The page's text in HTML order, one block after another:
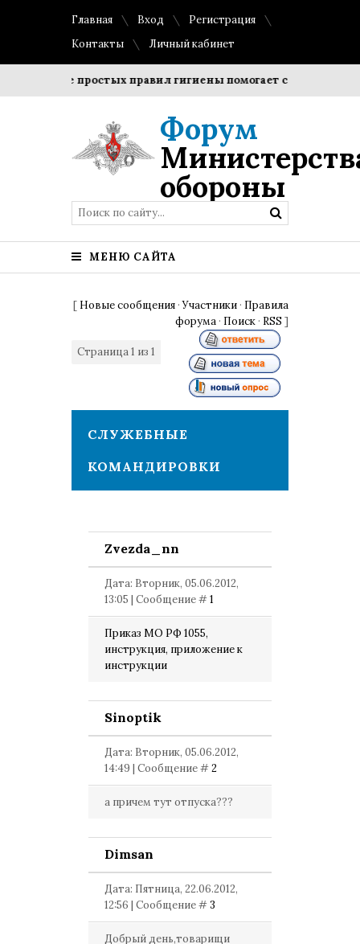
Главная Вход
Регистрация
Контакты
Личный кабинет
простых правил гигиены помогает сохранить
Форум
обороны
МЕНЮ САЙТА
[ Новые сообщения ·Участники · Правила
форума · Поиск · RSS ]
Страница1 из 1
СЛУЖЕБНЫЕ
КОМАНДИРОВКИ
Zvezda_nn
Дата: Вторник, 05.06.2012,
13:05 | Сообщение #1
Приказ МО РФ 1055,
инструкция, приложение к
инструкции
Sinoptik
Дата: Вторник, 05.06.2012,
14:49 | Сообщение #2
а причем тут отпуска???
Dimsan
Дата: Пятница, 22.06.2012,
12:56 | Сообщение #3
Добрый день,товарищи